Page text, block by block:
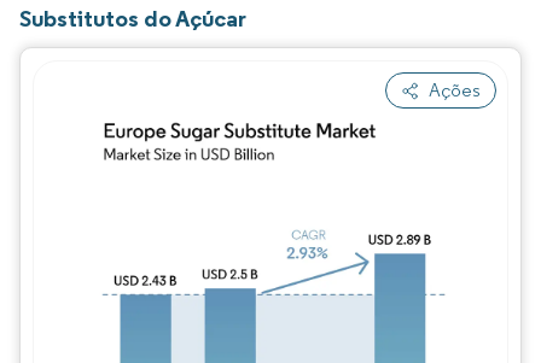
Substitutos do Açúcar
Ações